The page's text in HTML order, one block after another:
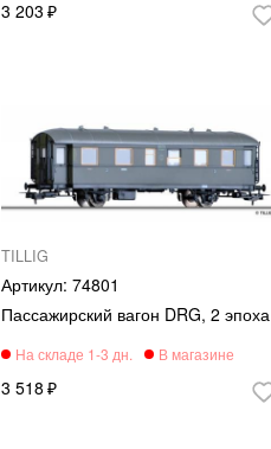
3 203
TILLIG
74801
Пассажирский вагон DRG, 2 эпоха
3 518